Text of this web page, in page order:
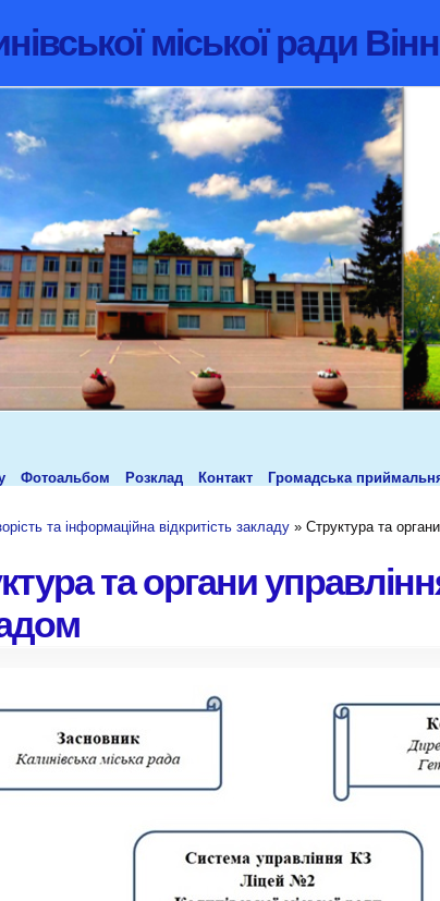
міської ради
Фотоальбом Розклад Контакт Громадська
та інформаційна відкритість закладу » Структура та
та органи